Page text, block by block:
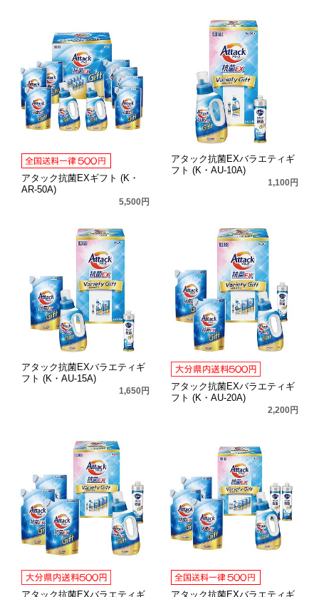
アタック抗菌EXギフト (K・
AR-50A)
5,500円
アタック抗菌EXバラエティギ
フト (K・AU-10A)
1,100円
アタック抗菌EXバラエティギ
フト (K・AU-15A)
1,650円
アタック抗菌EXバラエティギ
フト (K・AU-20A)
2,200円
アタック抗菌EXバラエティギ アタック抗菌EXバラエティギ